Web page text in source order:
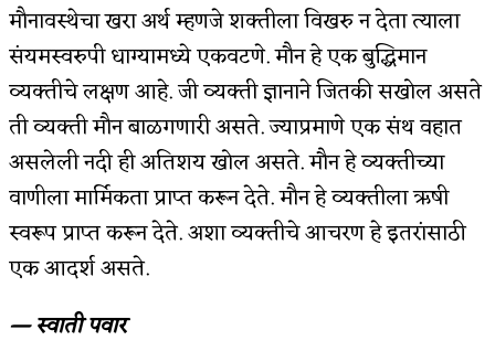
मौनावस्थेचा खरा अर्थ म्हणजे शक्तीला विखरु न देता त्याला
संयमस्वरुपी धाग्यामध्ये एकवटणे. मौन हे एक बुद्धिमान
व्यक्तीचे लक्षण आहे. जी व्यक्ती ज्ञानाने जितकी सखोल असते
ती व्यक्ती मौन बाळगणारी असते. ज्याप्रमाणे एक संथ वहात
असलेली नदी ही अतिशय खोल असते. मौन हे व्यक्तीच्या
वाणीला मार्मिकता प्राप्त करून देते. मौन हे व्यक्तीला ऋषी
स्वरूप प्राप्त करून देते. अशा व्यक्तीचे आचरण हे इतरांसाठी
एक आदर्श असते.
— स्वाती पवार